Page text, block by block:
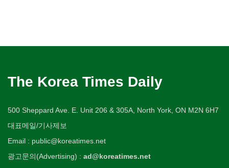
The Korea Times Daily
500 Sheppard Ave. E. Unit 206 & 305A, North York, ON M2N 6H7
대표메일/기사제보
Email : public@koreatimes.net
광고문의(Advertising) : ad@koreatimes.net